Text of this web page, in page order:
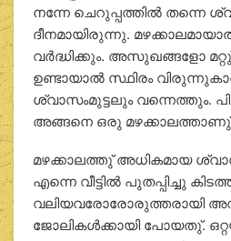
നന്നേ ചെറുപ്പത്തില്‍ തന്നെ
ദീനമായിരുന്നു.
വര്‍ദ്ധിക്കും. അസുഖങ്ങളോ
ഉണ്ടായാല്‍ സ്ഥിരം
ശ്വാസംമുട്ടലും വന്നെത്തും.
അങ്ങനെ ഒരു
മഴക്കാലത്തു് അധികമായ
എന്നെ വീട്ടില്‍ പുതപ്പിച്ചു
വലിയവരോരോരുത്തരായി
ജോലികള്‍ക്കായി പോയതു്.